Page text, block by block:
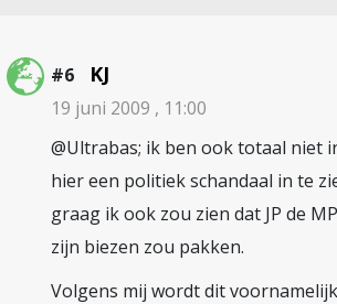
#6 KJ
19 juni 2009 , 11:00
@Ultrabas; ik ben ook totaal niet
hier een politiek schandaal in te
graag ik ook zou zien dat JP de
zijn biezen zou pakken.
Volgens mij wordt dit